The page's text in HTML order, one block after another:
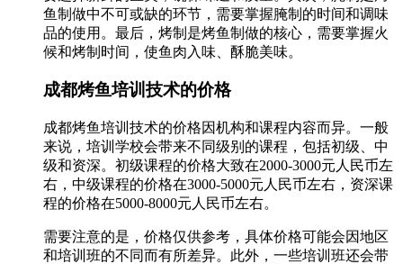
鱼制做中不可或缺的环节，需要掌握腌制的时间和调味
品的使用。最后，烤制是烤鱼制做的核心，需要掌握火
候和烤制时间，使鱼肉入味、酥脆美味。
成都烤鱼培训技术的价格
成都烤鱼培训技术的价格因机构和课程内容而异。一般
来说，培训学校会带来不同级别的课程，包括初级、中
级和资深。初级课程的价格大致在2000-3000元人民币左
右，中级课程的价格在3000-5000元人民币左右，资深课
程的价格在5000-8000元人民币左右。
需要注意的是，价格仅供参考，具体价格可能会因地区
和培训班的不同而有所差异。此外，一些培训班还会带